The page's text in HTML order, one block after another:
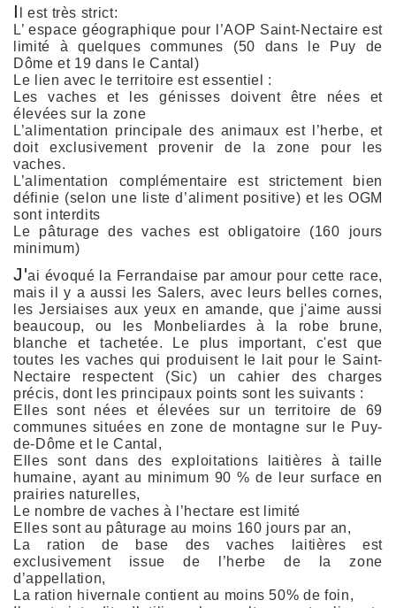
I l est très strict:
L’ espace géographique pour l’AOP Saint-Nectaire est
limité à quelques communes (50 dans le Puy de
Dôme et 19 dans le Cantal)
Le lien avec le territoire est essentiel :
Les vaches et les génisses doivent être nées et
élevées sur la zone
L’alimentation principale des animaux est l’herbe, et
doit exclusivement provenir de la zone pour les
vaches.
L’alimentation complémentaire est strictement bien
définie (selon une liste d’aliment positive) et les OGM
sont interdits
Le pâturage des vaches est obligatoire (160 jours
minimum)
J'ai évoqué la Ferrandaise par amour pour cette race,
mais il y a aussi les Salers, avec leurs belles cornes,
les Jersiaises aux yeux en amande, que j'aime aussi
beaucoup, ou les Monbeliardes à la robe brune,
blanche et tachetée. Le plus important, c'est que
toutes les vaches qui produisent le lait pour le Saint-
Nectaire respectent (Sic) un cahier des charges
précis, dont les principaux points sont les suivants :
Elles sont nées et élevées sur un territoire de 69
communes situées en zone de montagne sur le Puy-
de-Dôme et le Cantal,
Elles sont dans des exploitations laitières à taille
humaine, ayant au minimum 90 % de leur surface en
prairies naturelles,
Le nombre de vaches à l’hectare est limité
Elles sont au pâturage au moins 160 jours par an,
La ration de base des vaches laitières est
exclusivement issue de l’herbe de la zone
d’appellation,
La ration hivernale contient au moins 50% de foin,